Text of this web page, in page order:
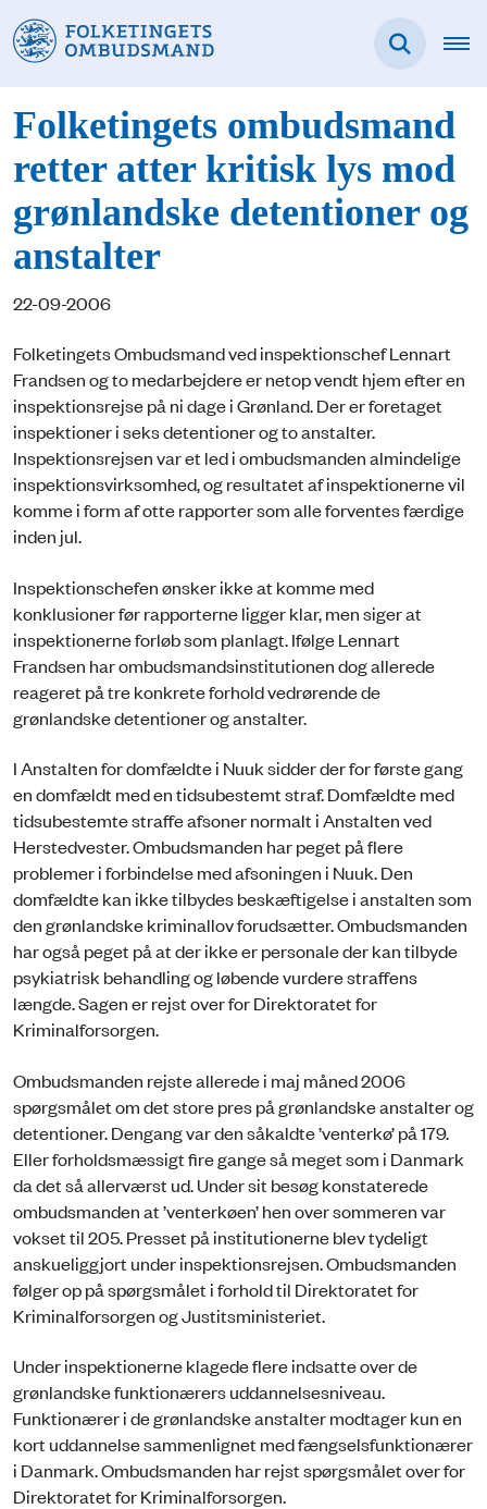
Folketingets ombudsmand
retter atter kritisk lys mod
grønlandske detentioner og
anstalter
22-09-2006
Folketingets Ombudsmand ved inspektionschef Lennart
Frandsen og to medarbejdere er netop vendt hjem efter en
inspektionsrejse på ni dage i Grønland. Der er foretaget
inspektioner i seks detentioner og to anstalter.
Inspektionsrejsen var et led i ombudsmanden almindelige
inspektionsvirksomhed, og resultatet af inspektionerne vil
komme i form af otte rapporter som alle forventes færdige
inden jul.
Inspektionschefen ønsker ikke at komme med
konklusioner før rapporterne ligger klar, men siger at
inspektionerne forløb som planlagt. Ifølge Lennart
Frandsen har ombudsmandsinstitutionen dog allerede
reageret på tre konkrete forhold vedrørende de
grønlandske detentioner og anstalter.
I Anstalten for domfældte i Nuuk sidder der for første gang
en domfældt med en tidsubestemt straf. Domfældte med
tidsubestemte straffe afsoner normalt i Anstalten ved
Herstedvester. Ombudsmanden har peget på flere
problemer i forbindelse med afsoningen i Nuuk. Den
domfældte kan ikke tilbydes beskæftigelse i anstalten som
den grønlandske kriminallov forudsætter. Ombudsmanden
har også peget på at der ikke er personale der kan tilbyde
psykiatrisk behandling og løbende vurdere straffens
længde. Sagen er rejst over for Direktoratet for
Kriminalforsorgen.
Ombudsmanden rejste allerede i maj måned 2006
spørgsmålet om det store pres på grønlandske anstalter og
detentioner. Dengang var den såkaldte ’venterkø’ på 179.
Eller forholdsmæssigt fire gange så meget som i Danmark
da det så allerværst ud. Under sit besøg konstaterede
ombudsmanden at ’venterkøen’ hen over sommeren var
vokset til 205. Presset på institutionerne blev tydeligt
anskueliggjort under inspektionsrejsen. Ombudsmanden
følger op på spørgsmålet i forhold til Direktoratet for
Kriminalforsorgen og Justitsministeriet.
Under inspektionerne klagede flere indsatte over de
grønlandske funktionærers uddannelsesniveau.
Funktionærer i de grønlandske anstalter modtager kun en
kort uddannelse sammenlignet med fængselsfunktionærer
i Danmark. Ombudsmanden har rejst spørgsmålet over for
Direktoratet for Kriminalforsorgen.